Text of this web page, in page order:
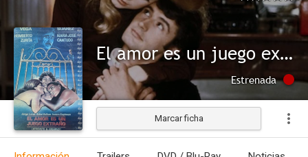
El amor es un juego extraño
Estrenada
Marcar ficha